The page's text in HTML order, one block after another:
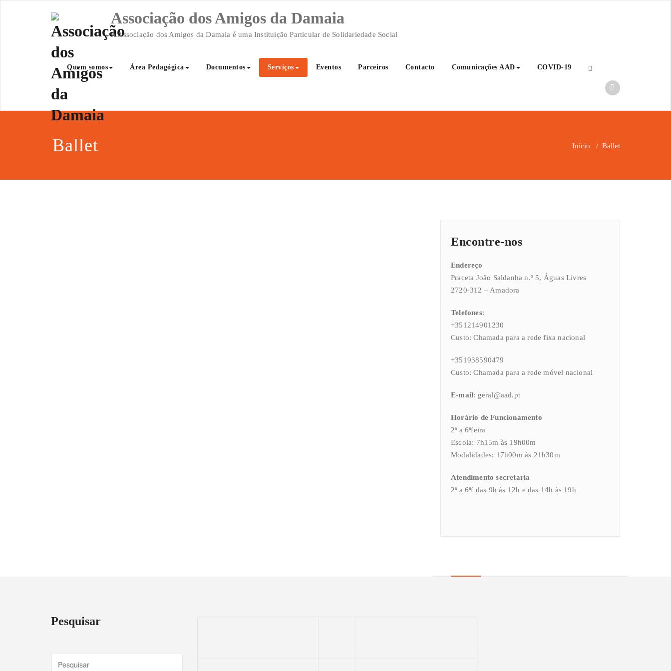
Associação dos Amigos da Damaia
A Associação dos Amigos da Damaia é uma Instituição Particular de Solidariedade Social
Quem somos Área Pedagógica Documentos Serviços Eventos Parceiros Contacto Comunicações AAD COVID-19
Ballet Início / Ballet
Encontre-nos
Endereço
Praceta João Saldanha n.º 5, Águas Livres
2720-312 – Amadora
Telefones:
+351214901230
Custo: Chamada para a rede fixa nacional
+351938590479
Custo: Chamada para a rede móvel nacional
E-mail: geral@aad.pt
Horário de Funcionamento
2ª a 6ªfeira
Escola: 7h15m às 19h00m
Modalidades: 17h00m às 21h30m
Atendimento secretaria
2ª a 6ªf das 9h às 12h e das 14h às 19h
Pesquisar